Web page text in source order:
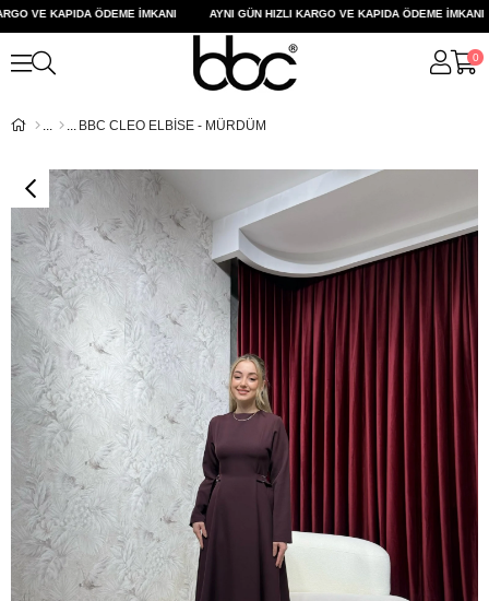
VE KAPIDA ÖDEME İMKANI AYNI GÜN HIZLI KARGO VE KAPIDA ÖDEME İMKANI
0
BBC CLEO ELBİSE - MÜRDÜM